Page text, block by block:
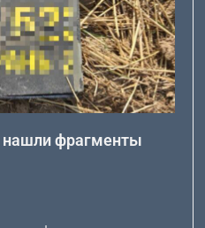
нашли фрагменты